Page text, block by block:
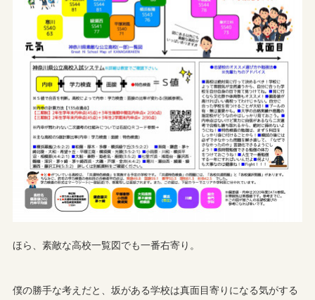
ほら、素敵な高校一覧図でも一番右寄り。
僕の勝手な考えだと、坂がある学校は真面目寄りになる気がする